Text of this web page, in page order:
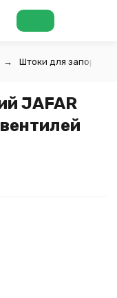
Штоки для запорной
JAFAR